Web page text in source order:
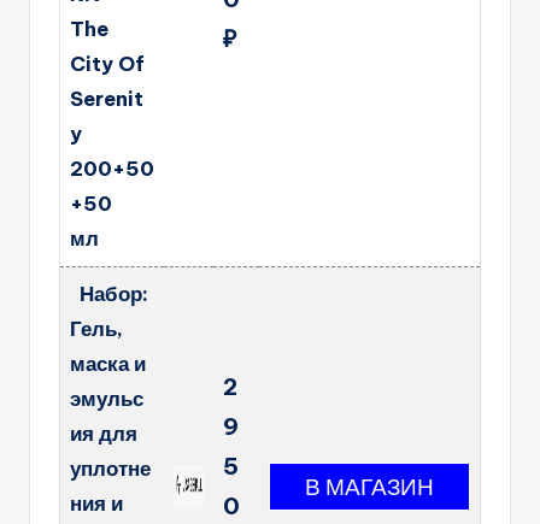
The
City Of
Serenit
y
200+50
+50
мл
₽
Набор:
Гель,
маска и
эмульс
ия для
уплотне
ния и
2
9
5
0